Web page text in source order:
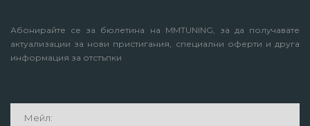
Абонирайте се за бюлетина на MMTUNING, за да получавате
актуализации за нови пристигания, специални оферти и друга
информация за отстъпки